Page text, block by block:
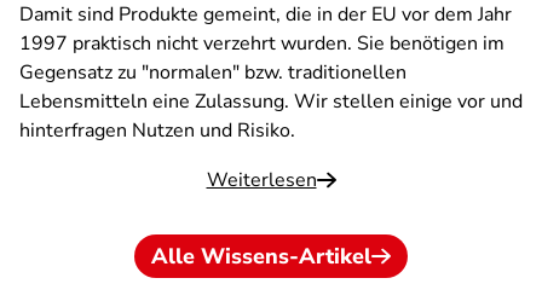
Damit sind Produkte gemeint, die in der EU vor dem Jahr
1997 praktisch nicht verzehrt wurden. Sie benötigen im
Gegensatz zu "normalen" bzw. traditionellen
Lebensmitteln eine Zulassung. Wir stellen einige vor und
hinterfragen Nutzen und Risiko.
Weiterlesen
Alle Wissens-Artikel